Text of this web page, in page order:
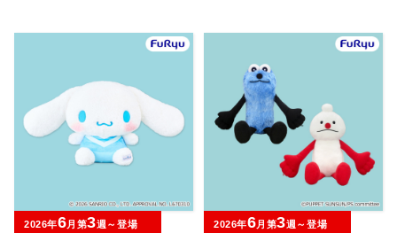
2026年6月第3週～登場 2026年6月第3週～登場